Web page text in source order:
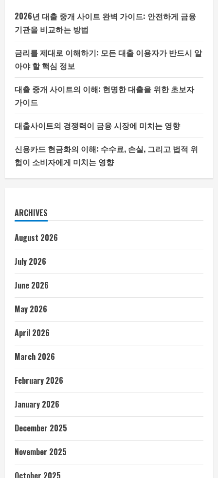
2026년 대출 중개 사이트 완벽 가이드: 안전하게 금융
기관을 비교하는 방법
금리를 제대로 이해하기: 모든 대출 이용자가 반드시 알
아야 할 핵심 정보
대출 중개 사이트의 이해: 현명한 대출을 위한 초보자
가이드
대출사이트의 경쟁력이 금융 시장에 미치는 영향
신용카드 현금화의 이해: 수수료, 손실, 그리고 법적 위
험이 소비자에게 미치는 영향
ARCHIVES
August 2026
July 2026
June 2026
May 2026
April 2026
March 2026
February 2026
January 2026
December 2025
November 2025
October 2025